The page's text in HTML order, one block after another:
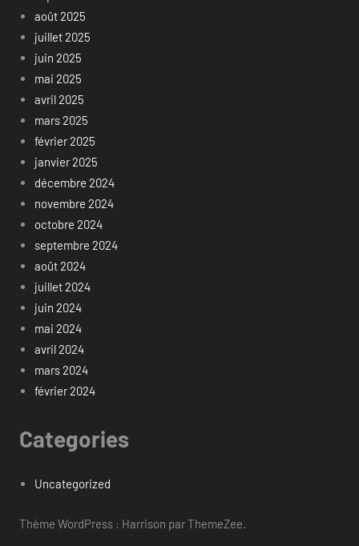
août 2025
juillet 2025
juin 2025
mai 2025
avril 2025
mars 2025
février 2025
janvier 2025
décembre 2024
novembre 2024
octobre 2024
septembre 2024
août 2024
juillet 2024
juin 2024
mai 2024
avril 2024
mars 2024
février 2024
Categories
Uncategorized
Thème WordPress : Harrison par ThemeZee.